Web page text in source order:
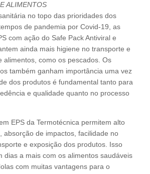
ALIMENTOS
no topo das prioridades dos
de pandemia por Covid-19, as
com ação do Safe Pack Antiviral e
ainda mais higiene no transporte e
alimentos, como os pescados. Os
também ganham importância uma vez
dos produtos é fundamental tanto para
e qualidade quanto no processo
EPS da Termotécnica permitem alto
absorção de impactos, facilidade no
e exposição dos produtos. Isso
dias a mais com os alimentos saudáveis
com muitas vantagens para o